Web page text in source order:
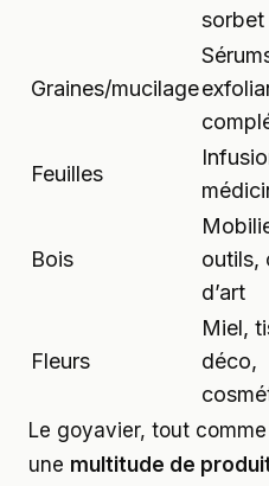
sorbet
Graines/mucilage
Feuilles
Bois
outils,
d’art
Fleurs
Miel,
déco,
Le goyavier, tout
une multitude de